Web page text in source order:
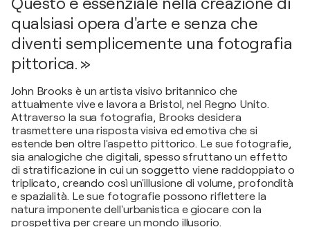
qualsiasi opera d'arte e senza che
diventi semplicemente una fotografia
pittorica. »
John Brooks è un artista visivo britannico che
attualmente vive e lavora a Bristol, nel Regno Unito.
Attraverso la sua fotografia, Brooks desidera
trasmettere una risposta visiva ed emotiva che si
estende ben oltre l'aspetto pittorico. Le sue fotografie,
sia analogiche che digitali, spesso sfruttano un effetto
di stratificazione in cui un soggetto viene raddoppiato o
triplicato, creando così un'illusione di volume, profondità
e spazialità. Le sue fotografie possono riflettere la
natura imponente dell'urbanistica e giocare con la
prospettiva per creare un mondo illusorio.